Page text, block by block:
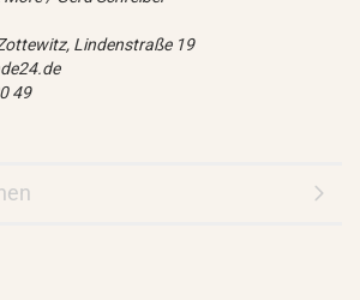
Lindenstraße 19
49